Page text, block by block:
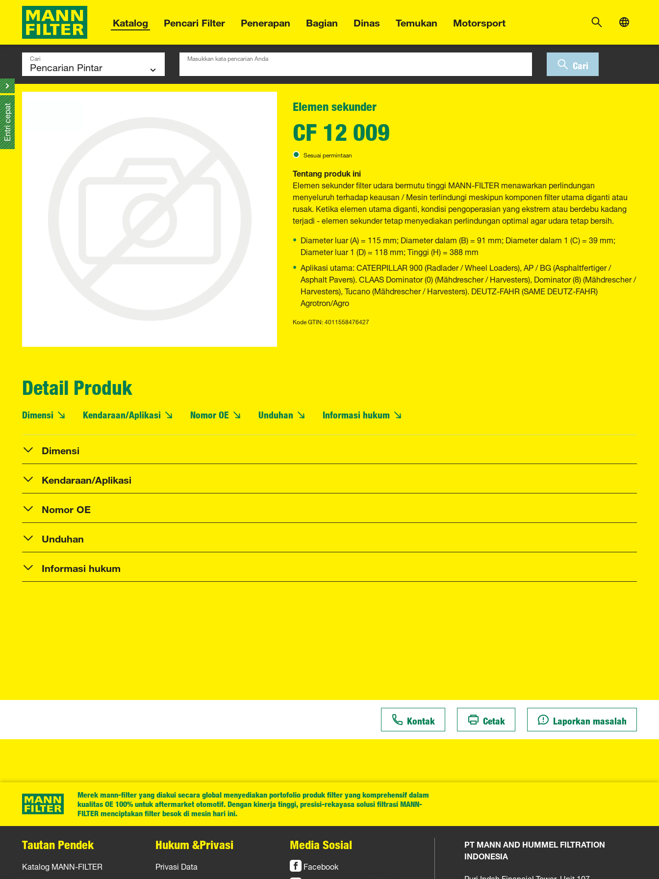
Katalog Pencari Filter Penerapan Bagian Dinas Temukan Motorsport
Cari Masukkan kata pencarian Anda
Cari
Elemen sekunder
CF 12 009
Sesuai permintaan
Tentang produk ini
Elemen sekunder filter udara bermutu tinggi MANN-FILTER menawarkan perlindungan
menyeluruh terhadap keausan / Mesin terlindungi meskipun komponen filter utama diganti atau
rusak. Ketika elemen utama diganti, kondisi pengoperasian yang ekstrem atau berdebu kadang
terjadi - elemen sekunder tetap menyediakan perlindungan optimal agar udara tetap bersih.
Diameter luar (A) = 115 mm; Diameter dalam (B) = 91 mm; Diameter dalam 1 (C) = 39 mm;
Diameter luar 1 (D) = 118 mm; Tinggi (H) = 388 mm
Aplikasi utama: CATERPILLAR 900 (Radlader / Wheel Loaders), AP / BG (Asphaltfertiger /
Asphalt Pavers). CLAAS Dominator (0) (Mähdrescher / Harvesters), Dominator (8) (Mähdrescher /
Harvesters), Tucano (Mähdrescher / Harvesters). DEUTZ-FAHR (SAME DEUTZ-FAHR)
Agrotron/Agro
Kode GTIN: 4011558476427
Detail Produk
Dimensi Kendaraan/Aplikasi Nomor OE Unduhan Informasi hukum
Dimensi
Kendaraan/Aplikasi
Nomor OE
Unduhan
Informasi hukum
Kontak Cetak Laporkan masalah
Merek mann-filter yang diakui secara global menyediakan portofolio produk filter yang komprehensif dalam
kualitas OE 100% untuk aftermarket otomotif. Dengan kinerja tinggi, presisi-rekayasa solusi filtrasi MANN-
FILTER menciptakan filter besok di mesin hari ini.
Tautan Pendek
Katalog MANN-FILTER
Hukum &Privasi
Privasi Data
Media Sosial
Facebook
PT MANN AND HUMMEL FILTRATION
INDONESIA